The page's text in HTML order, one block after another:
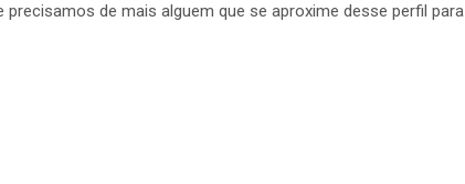
de mais alguem que se aproxime desse perfil para